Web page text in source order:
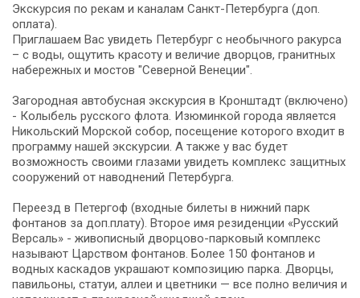
Экскурсия по рекам и каналам Санкт-Петербурга (доп.
оплата).
Приглашаем Вас увидеть Петербург с необычного ракурса
– с воды, ощутить красоту и величие дворцов, гранитных
набережных и мостов "Северной Венеции".
Загородная автобусная экскурсия в Кронштадт (включено)
- Колыбель русского флота. Изюминкой города является
Никольский Морской собор, посещение которого входит в
программу нашей экскурсии. А также у вас будет
возможность своими глазами увидеть комплекс защитных
сооружений от наводнений Петербурга.
Переезд в Петергоф (входные билеты в нижний парк
фонтанов за доп.плату). Второе имя резиденции «Русский
Версаль» - живописный дворцово-парковый комплекс
называют Царством фонтанов. Более 150 фонтанов и
водных каскадов украшают композицию парка. Дворцы,
павильоны, статуи, аллеи и цветники — все полно величия и